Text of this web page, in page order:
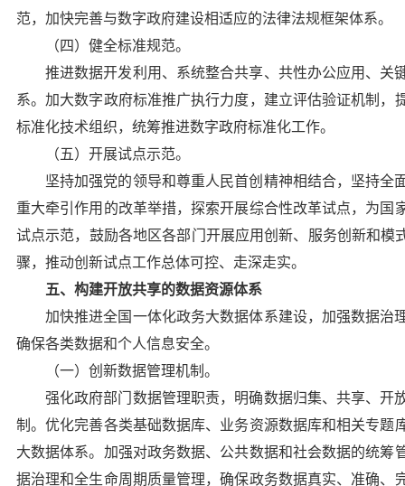
范，加快完善与数字政府建设相适应的法律法规框架体系。
（四）健全标准规范。
推进数据开发利用、系统整合共享、共性办公应用、
系。加大数字政府标准推广执行力度，建立评估验证机制
标准化技术组织，统筹推进数字政府标准化工作。
（五）开展试点示范。
坚持加强党的领导和尊重人民首创精神相结合，坚持
重大牵引作用的改革举措，探索开展综合性改革试点，为
试点示范，鼓励各地区各部门开展应用创新、服务创新和
骤，推动创新试点工作总体可控、走深走实。
五、构建开放共享的数据资源体系
加快推进全国一体化政务大数据体系建设，加强数据
确保各类数据和个人信息安全。
（一）创新数据管理机制。
强化政府部门数据管理职责，明确数据归集、共享、
制。优化完善各类基础数据库、业务资源数据库和相关专
大数据体系。加强对政务数据、公共数据和社会数据的统
据治理和全生命周期质量管理，确保政务数据真实、准确